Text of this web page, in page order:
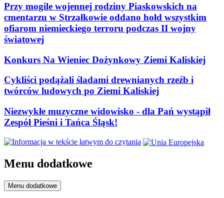
Przy mogile wojennej rodziny Piaskowskich na
cmentarzu w Strzałkowie oddano hołd wszystkim
ofiarom niemieckiego terroru podczas II wojny
światowej
Konkurs Na Wieniec Dożynkowy Ziemi Kaliskiej
Cykliści podążali śladami drewnianych rzeźb i
twórców ludowych po Ziemi Kaliskiej
Niezwykłe muzyczne widowisko - dla Pań wystąpił
Zespół Pieśni i Tańca Śląsk!
Menu dodatkowe
Menu dodatkowe